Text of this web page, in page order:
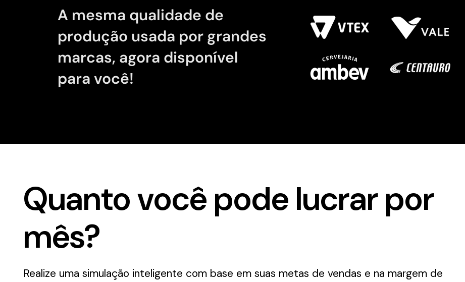
A mesma qualidade de
produção usada por grandes
marcas, agora disponível
para você!